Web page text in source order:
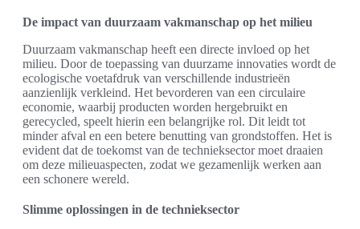
De impact van duurzaam vakmanschap op het milieu
Duurzaam vakmanschap heeft een directe invloed op het
milieu. Door de toepassing van duurzame innovaties wordt de
ecologische voetafdruk van verschillende industrieën
aanzienlijk verkleind. Het bevorderen van een circulaire
economie, waarbij producten worden hergebruikt en
gerecycled, speelt hierin een belangrijke rol. Dit leidt tot
minder afval en een betere benutting van grondstoffen. Het is
evident dat de toekomst van de technieksector moet draaien
om deze milieuaspecten, zodat we gezamenlijk werken aan
een schonere wereld.
Slimme oplossingen in de technieksector